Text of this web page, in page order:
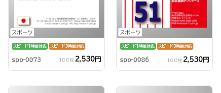
スポーツ
スピード1時間対応 スピード3時間対応
spo-0073 100枚 2,530円
スポーツ
スピード1時間対応 スピード3時間対応
spo-0086 100枚 2,530円